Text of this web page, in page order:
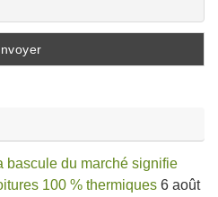
bascule du marché signifie
100 % thermiques 6 août